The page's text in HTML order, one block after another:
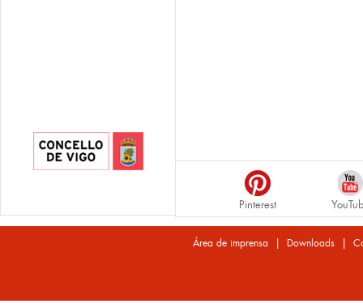
Pinterest
Área de imprensa | Downloads |